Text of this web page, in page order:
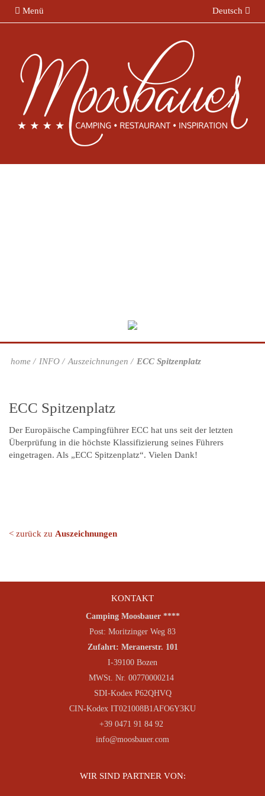
Menü Deutsch
home INFO Auszeichnungen ECC Spitzenplatz
ECC Spitzenplatz
Der Europäische Campingführer ECC hat uns seit der letzten
Überprüfung in die höchste Klassifizierung seines Führers
eingetragen. Als „ECC Spitzenplatz“. Vielen Dank!
< zurück zu Auszeichnungen
KONTAKT
Camping Moosbauer ****
Post: Moritzinger Weg 83
Zufahrt: Meranerstr. 101
I-39100 Bozen
MWSt. Nr. 00770000214
SDI-Kodex P62QHVQ
CIN-Kodex IT021008B1AFO6Y3KU
+39 0471 91 84 92
info@moosbauer.com
WIR SIND PARTNER VON: